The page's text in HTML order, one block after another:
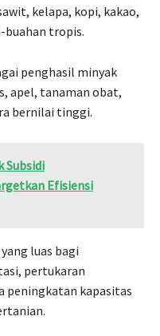
kelapa, kopi, kakao,
buahan tropis.
penghasil minyak
apel, tanaman obat,
bernilai tinggi.
Subsidi
Efisiensi
luas bagi
pertukaran
peningkatan kapasitas